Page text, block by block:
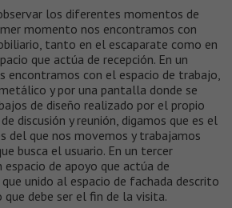
los diferentes momentos de
momento nos encontramos con
tanto en el escaparate como en
que actúa de recepción. En un
encontramos con el espacio de trabajo,
y por una pantalla donde se
de diseño realizado por el propio
discusión y reunión, digamos que es el
del que nos movemos y trabajamos
busca el usuario. En un tercer
de apoyo que actúa de
unido al espacio de fachada descrito
debe ser el fin de la visita.